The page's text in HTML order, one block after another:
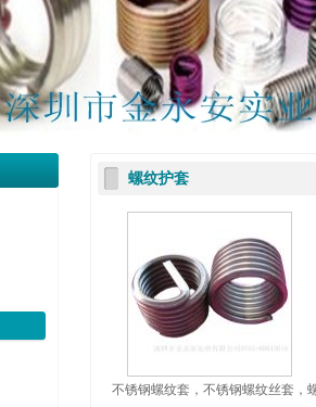
司 0755-88843616
司 0755-88843616
司 0755-88843616
螺纹护套
不锈钢螺纹套，不锈钢螺纹丝套，